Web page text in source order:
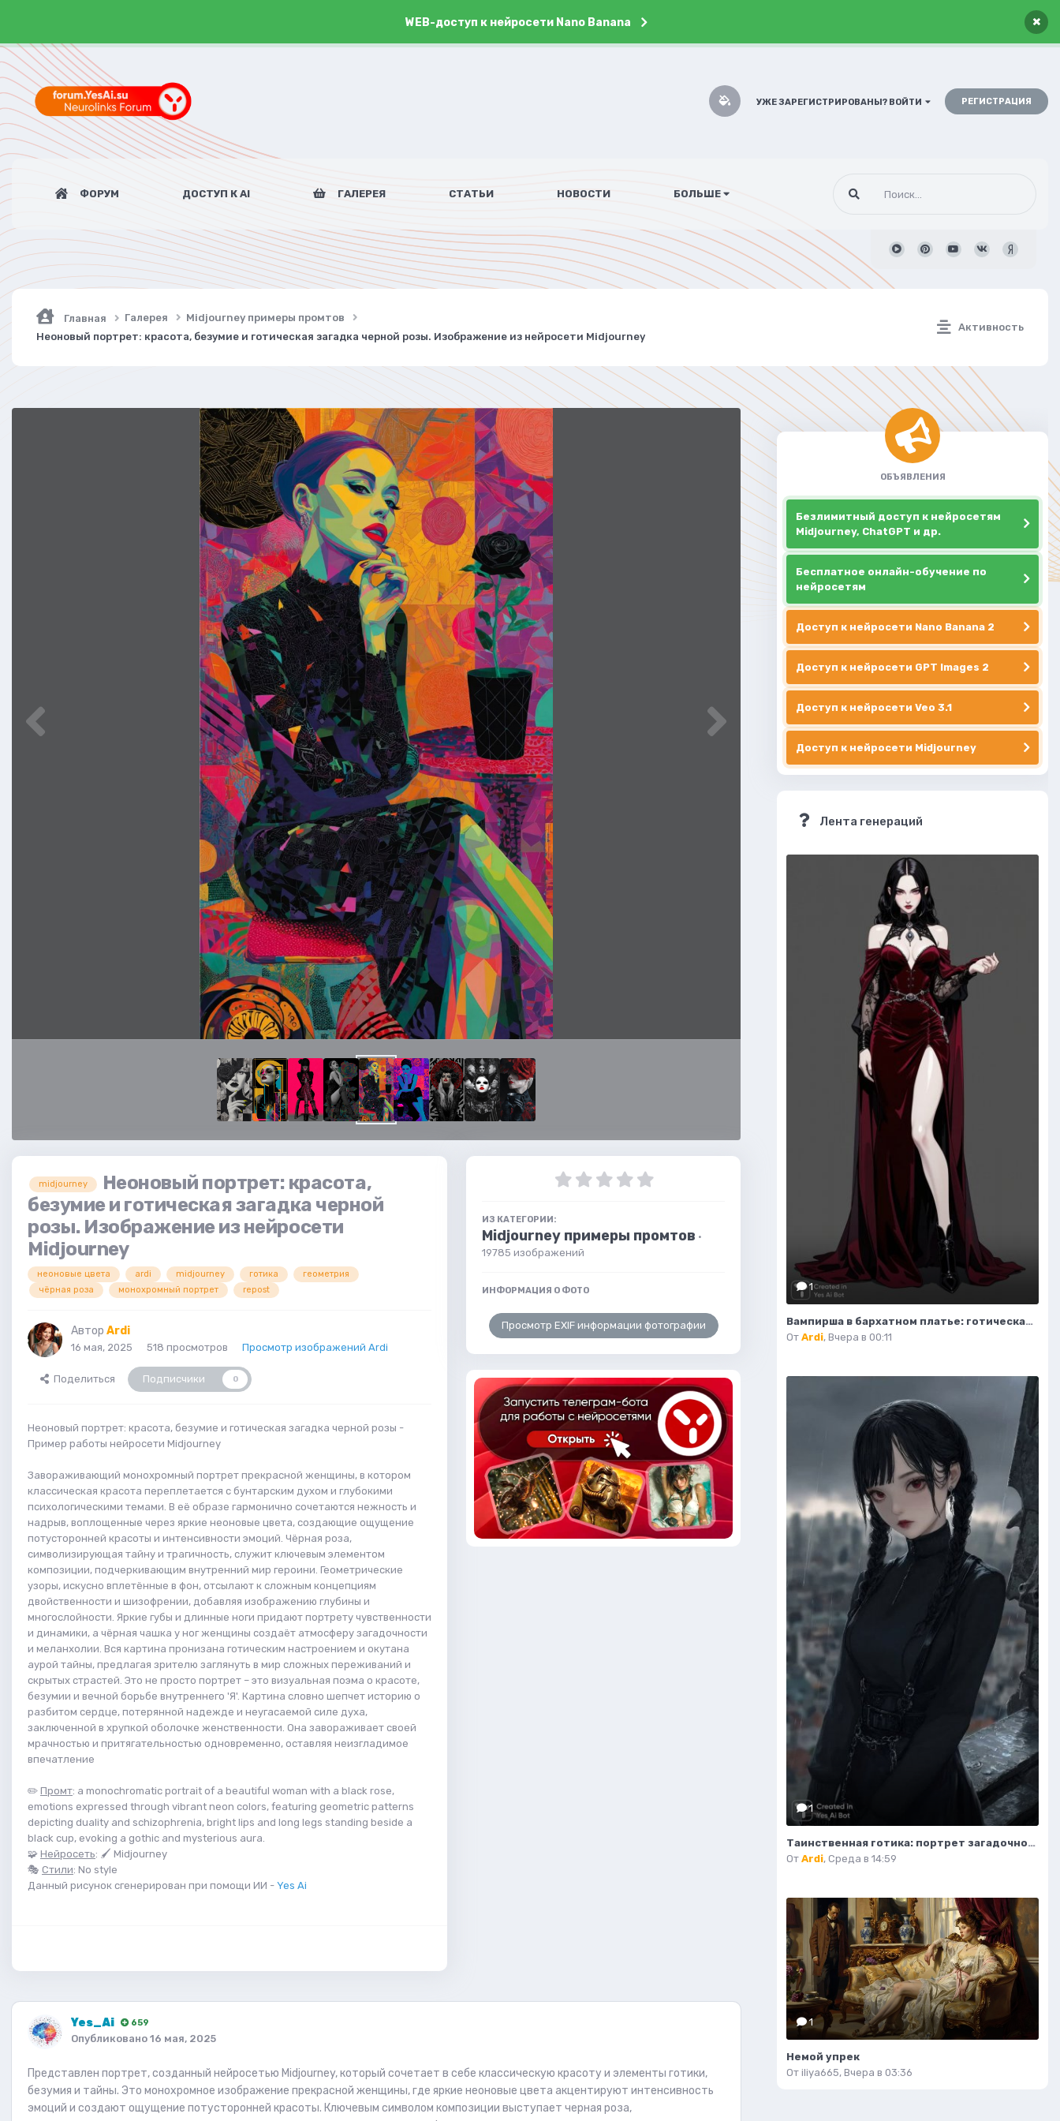
WEB-доступ к нейросети Nano Banana ×
УЖЕ ЗАРЕГИСТРИРОВАНЫ? ВОЙТИ РЕГИСТРАЦИЯ
ФОРУМ ДОСТУП К AI ГАЛЕРЕЯ СТАТЬИ НОВОСТИ БОЛЬШЕ
Активность
Главная Галерея
Midjourney примеры промтов
Неоновый портрет: красота, безумие и готическая загадка черной розы. Изображение из нейросети Midjourney
midjourney
Неоновый портрет: красота,
безумие и готическая загадка черной
розы. Изображение из нейросети
Midjourney
неоновые цвета ardi midjourney готика
геометрия
чёрная роза
монохромный портрет repost
Автор Ardi
16 мая, 2025 518 просмотров Просмотр изображений Ardi
Поделиться Подписчики 0
Неоновый портрет: красота, безумие и готическая загадка черной розы -
Пример работы нейросети Midjourney
Завораживающий монохромный портрет прекрасной женщины, в котором
классическая красота переплетается с бунтарским духом и глубокими
психологическими темами. В её образе гармонично сочетаются нежность и
надрыв, воплощенные через яркие неоновые цвета, создающие ощущение
потусторонней красоты и интенсивности эмоций. Чёрная роза,
символизирующая тайну и трагичность, служит ключевым элементом
композиции, подчеркивающим внутренний мир героини. Геометрические
узоры, искусно вплетённые в фон, отсылают к сложным концепциям
двойственности и шизофрении, добавляя изображению глубины и
многослойности. Яркие губы и длинные ноги придают портрету чувственности
и динамики, а чёрная чашка у ног женщины создаёт атмосферу загадочности
и меланхолии. Вся картина пронизана готическим настроением и окутана
аурой тайны, предлагая зрителю заглянуть в мир сложных переживаний и
скрытых страстей. Это не просто портрет – это визуальная поэма о красоте,
безумии и вечной борьбе внутреннего 'Я'. Картина словно шепчет историю о
разбитом сердце, потерянной надежде и неугасаемой силе духа,
заключенной в хрупкой оболочке женственности. Она завораживает своей
мрачностью и притягательностью одновременно, оставляя неизгладимое
впечатление
✏️ Промт: a monochromatic portrait of a beautiful woman with a black rose,
emotions expressed through vibrant neon colors, featuring geometric patterns
depicting duality and schizophrenia, bright lips and long legs standing beside a
black cup, evoking a gothic and mysterious aura.
🧩 Нейросеть: 🖌 Midjourney
🎭 Стили: No style
Данный рисунок сгенерирован при помощи ИИ - Yes Ai
ИЗ КАТЕГОРИИ:
Midjourney примеры промтов ·
19785 изображений
ИНФОРМАЦИЯ О ФОТО
Просмотр EXIF информации фотографии
Yes_Ai 659
Опубликовано 16 мая, 2025
Представлен портрет, созданный нейросетью Midjourney, который сочетает в себе классическую красоту и элементы готики,
безумия и тайны. Это монохромное изображение прекрасной женщины, где яркие неоновые цвета акцентируют интенсивность
эмоций и создают ощущение потусторонней красоты. Ключевым символом композиции выступает черная роза,
ОБЪЯВЛЕНИЯ
Безлимитный доступ к нейросетям
Midjourney, ChatGPT и др.
Бесплатное онлайн-обучение по
нейросетям
Доступ к нейросети Nano Banana 2
Доступ к нейросети GPT Images 2
Доступ к нейросети Veo 3.1
Доступ к нейросети Midjourney
Лента генераций
1
Вампирша в бархатном платье: готическая элегантность и таинственная красота ночи. Изображение из нейросети Flux Ai
От Ardi, Вчера в 00:11
1
Таинственная готика: портрет загадочной девушки на крыше. Изображение из нейросети Midjourney
От Ardi, Среда в 14:59
1
Немой упрек
От iliya665, Вчера в 03:36